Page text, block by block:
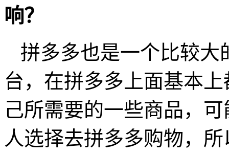
响？
拼多多也是一个比较大
台，在拼多多上面基本
己所需要的一些商品，
人选择去拼多多购物，